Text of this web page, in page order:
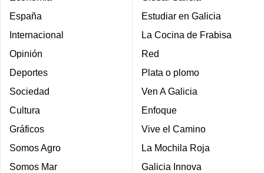
España
Internacional
Opinión
Deportes
Sociedad
Cultura
Gráficos
Somos Agro
Somos Mar
Estudiar en Galicia
La Cocina de Frabisa
Red
Plata o plomo
Ven A Galicia
Enfoque
Vive el Camino
La Mochila Roja
Galicia Innova